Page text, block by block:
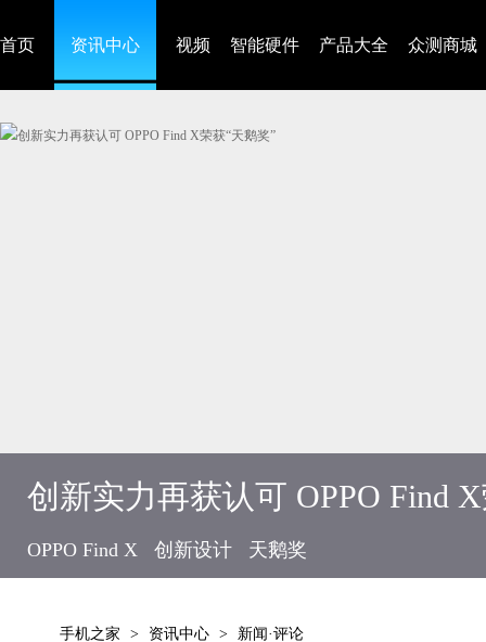
首页 资讯中心 视频 智能硬件 产品大全 众测商城
创新实力再获认可 OPPO Find
OPPO Find X 创新设计 天鹅奖
手机之家 > 资讯中心 > 新闻·评论